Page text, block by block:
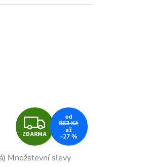
Z
D
ZDARMA
od
863 Kč
až
–27 %
Množstevní slevy